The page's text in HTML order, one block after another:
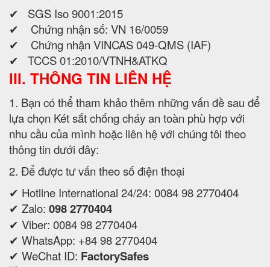
✔ SGS Iso 9001:2015
✔ Chứng nhận số: VN 16/0059
✔ Chứng nhận VINCAS 049-QMS (IAF)
✔ TCCS 01:2010/VTNH&ATKQ
III. THÔNG TIN LIÊN HỆ
1. Bạn có thể tham khảo thêm những vấn đề sau để
lựa chọn Két sắt chống cháy an toàn phù hợp với
nhu cầu của mình hoặc liên hệ với chúng tôi theo
thông tin dưới đây:
2. Để được tư vấn theo số điện thoại
✔ Hotline International 24/24: 0084 98 2770404
✔ Zalo: 098 2770404
✔ Viber: 0084 98 2770404
✔ WhatsApp: +84 98 2770404
✔ WeChat ID: FactorySafes